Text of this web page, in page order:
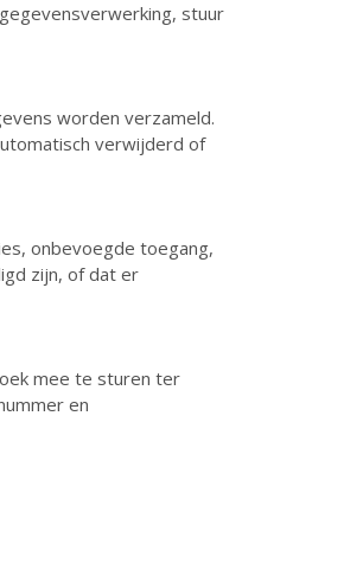
stuur
worden verzameld.
verwijderd of
onbevoegde toegang,
zijn, of dat er
mee te sturen ter
en